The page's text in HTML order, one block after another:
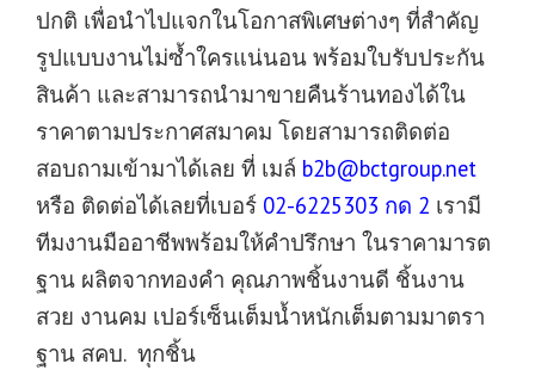
ปกติ เพื่อนำไปแจกในโอกาสพิเศษต่างๆ ที่สำคัญ
รูปแบบงานไม่ซ้ำใครแน่นอน พร้อมใบรับประกัน
สินค้า และสามารถนำมาขายคืนร้านทองได้ใน
ราคาตามประกาศสมาคม โดยสามารถติดต่อ
สอบถามเข้ามาได้เลย ที่ เมล์ b2b@bctgroup.net
หรือ ติดต่อได้เลยที่เบอร์ 02-6225303 กด 2 เรามี
ทีมงานมืออาชีพพร้อมให้คำปรึกษา ในราคามารต
ฐาน ผลิตจากทองคำ คุณภาพชิ้นงานดี ชิ้นงาน
สวย งานคม เปอร์เซ็นเต็มน้ำหนักเต็มตามมาตรา
ฐาน สคบ. ทุกชิ้น